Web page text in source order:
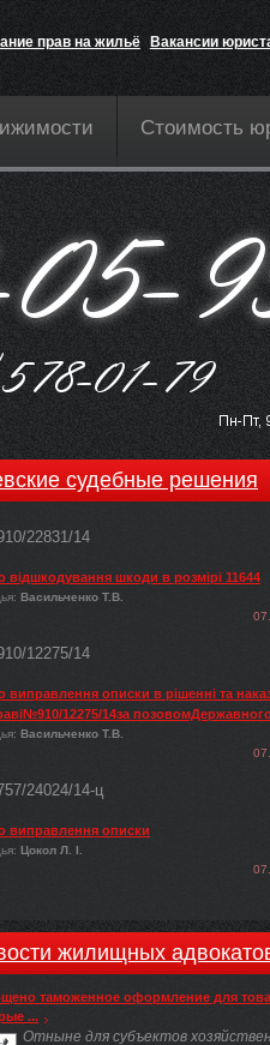
прав на жильё Вакансии
Стоимость
судебные решения
22831/14
відшкодування шкоди в розмірі 11644
Васильченко Т.В.
12275/14
виправлення описки в рішенні та
12275/14за
Васильченко Т.В.
24024/14-ц
виправлення описки
Цокол Л. І.
жилищных
таможенное оформление для
...
Отныне для субъектов